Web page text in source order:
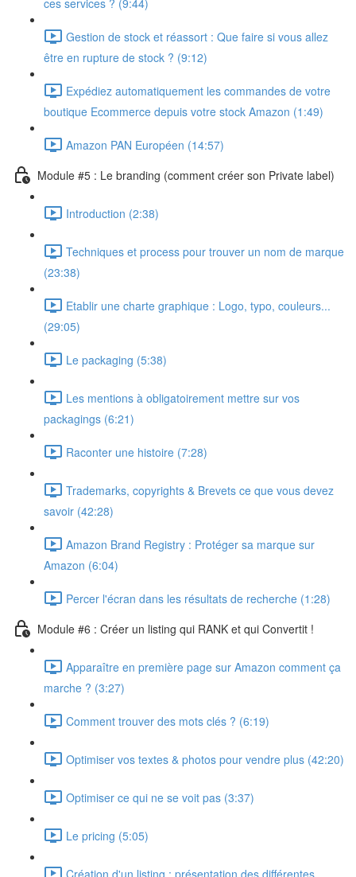
ces services ? (9:44)
Gestion de stock et réassort : Que faire si vous allez
être en rupture de stock ? (9:12)
Expédiez automatiquement les commandes de votre
boutique Ecommerce depuis votre stock Amazon (1:49)
Amazon PAN Européen (14:57)
Module #5 : Le branding (comment créer son Private label)
Introduction (2:38)
Techniques et process pour trouver un nom de marque
(23:38)
Etablir une charte graphique : Logo, typo, couleurs...
(29:05)
Le packaging (5:38)
Les mentions à obligatoirement mettre sur vos
packagings (6:21)
Raconter une histoire (7:28)
Trademarks, copyrights & Brevets ce que vous devez
savoir (42:28)
Amazon Brand Registry : Protéger sa marque sur
Amazon (6:04)
Percer l'écran dans les résultats de recherche (1:28)
Module #6 : Créer un listing qui RANK et qui Convertit !
Apparaître en première page sur Amazon comment ça
marche ? (3:27)
Comment trouver des mots clés ? (6:19)
Optimiser vos textes & photos pour vendre plus (42:20)
Optimiser ce qui ne se voit pas (3:37)
Le pricing (5:05)
Création d'un listing : présentation des différentes